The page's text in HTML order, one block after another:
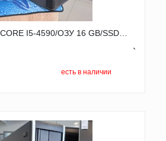
I5-4590/ОЗУ 16 GB/SSD…
`
есть в наличии